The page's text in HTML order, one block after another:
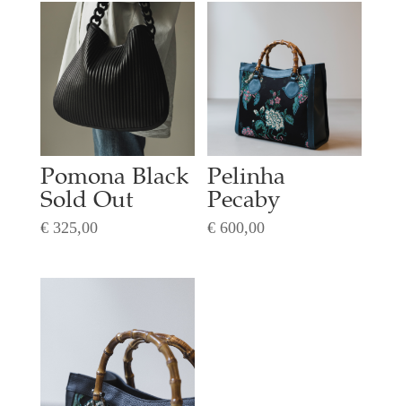
Pomona Black
Sold Out
€325,00
Pelinha
Pecaby
€ 600,00